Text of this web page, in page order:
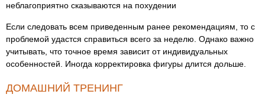
неблагоприятно сказываются на похудении
Если следовать всем приведенным ранее рекомендациям, то с
проблемой удастся справиться всего за неделю. Однако важно
учитывать, что точное время зависит от индивидуальных
особенностей. Иногда корректировка фигуры длится дольше.
ДОМАШНИЙ ТРЕНИНГ